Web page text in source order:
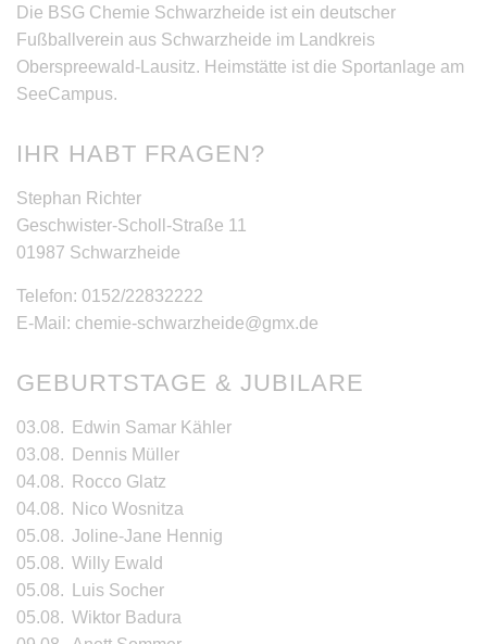
Die BSG Chemie Schwarzheide ist ein deutscher
Fußballverein aus Schwarzheide im Landkreis
Oberspreewald-Lausitz. Heimstätte ist die Sportanlage am
SeeCampus.
IHR HABT FRAGEN?
Stephan Richter
Geschwister-Scholl-Straße 11
01987 Schwarzheide
Telefon: 0152/22832222
E-Mail: chemie-schwarzheide@gmx.de
GEBURTSTAGE & JUBILARE
03.08.
Edwin Samar Kähler
03.08.
Dennis Müller
04.08.
Rocco Glatz
04.08. Nico Wosnitza
05.08. Joline-Jane Hennig
05.08. Willy Ewald
05.08.
Luis Socher
05.08. Wiktor Badura